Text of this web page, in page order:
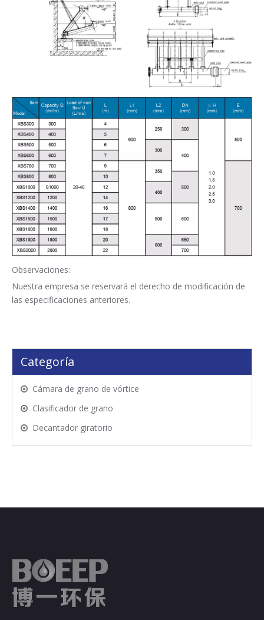
Observaciones:
Nuestra empresa se reservará el derecho de modificación de
las especificaciones anteriores.
Categoría
Cámara de grano de vórtice
Clasificador de grano
Decantador giratorio